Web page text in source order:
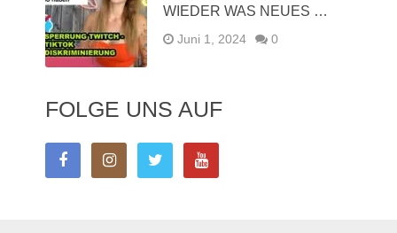
WIEDER WAS NEUES …
Juni 1, 2024 0
FOLGE UNS AUF